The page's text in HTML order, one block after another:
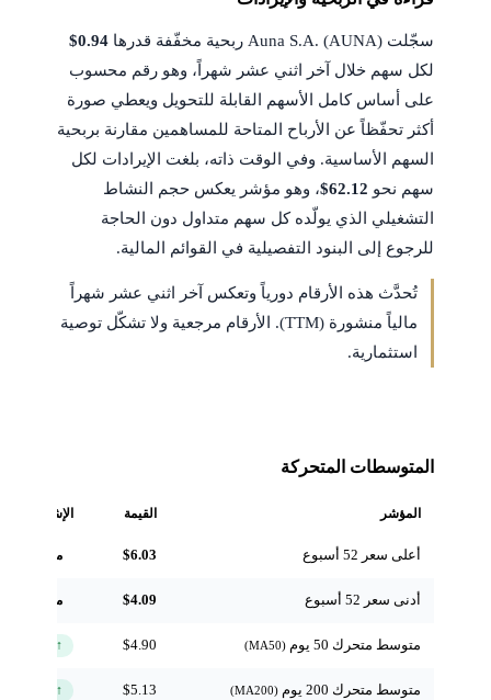
سجّلت Auna S.A. (AUNA) ربحية مخفّفة قدرها
$0.94
لكل سهم خلال آخر اثني عشر شهراً، وهو رقم محسوب
على أساس كامل الأسهم القابلة للتحويل ويعطي صورة
أكثر تحفّظاً عن الأرباح المتاحة للمساهمين مقارنة بربحية
السهم الأساسية. وفي الوقت ذاته، بلغت الإيرادات لكل
سهم نحو $62.12، وهو مؤشر يعكس حجم النشاط
التشغيلي الذي يولّده كل سهم متداول دون الحاجة
للرجوع إلى البنود التفصيلية في القوائم المالية.
تُحدَّث هذه الأرقام دورياً وتعكس آخر اثني عشر شهراً
مالياً منشورة (TTM). الأرقام مرجعية ولا تشكّل توصية
استثمارية.
المتوسطات المتحركة
المؤشر القيمة الإشارة
أعلى سعر 52 أسبوع $6.03 مرجعي
أدنى سعر 52 أسبوع $4.09 مرجعي
متوسط متحرك 50 يوم $4.90 ↑ فوق
متوسط متحرك 200 يوم $5.13 ↑ فوق